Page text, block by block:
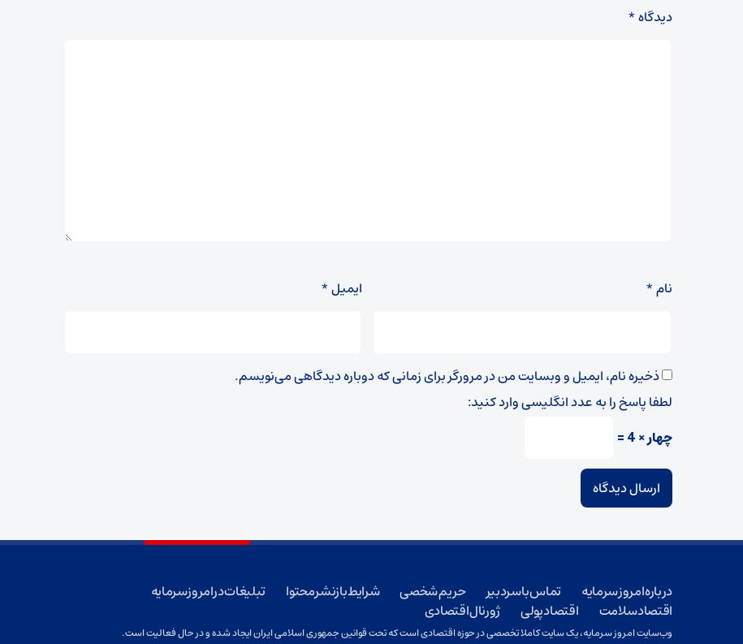
دیدگاه*
نام* ایمیل*
ذخیره نام، ایمیل و وبسایت من در مرورگر برای زمانی که دوباره دیدگاهی می‌نویسم.
لطفا پاسخ را به عدد انگلیسی وارد کنید:
چهار × 4 =
درباره امروز سرمایه تماس با سردبیر حریم شخصی شرایط بازنشر محتوا
تبلیغات در امروز سرمایه
اقتصاد سلامت
اقتصاد پولی ژورنال اقتصادی
وب‌سایت امروز سرمایه، یک سایت کاملا تخصصی در حوزه اقتصادی است که تحت قوانین جمهوری اسلامی ایران ایجاد شده و در حال فعالیت است.